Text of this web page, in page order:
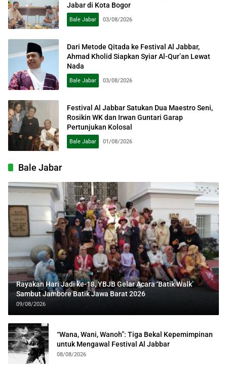
Jabar di Kota Bogor
Bale Jabar 03/08/2026
Dari Metode Qitada ke Festival Al Jabbar,
Ahmad Kholid Siapkan Syiar Al-Qur’an Lewat
Nada
Bale Jabar 03/08/2026
Festival Al Jabbar Satukan Dua Maestro Seni,
Rosikin WK dan Irwan Guntari Garap
Pertunjukan Kolosal
Bale Jabar 01/08/2026
Bale Jabar
Rayakan Hari Jadi ke-18, YBJB Gelar Acara ‘Batik Walk’
Sambut Jambore Batik Jawa Barat 2026
09/08/2026
“Wana, Wani, Wanoh”: Tiga Bekal Kepemimpinan
untuk Mengawal Festival Al Jabbar
08/08/2026